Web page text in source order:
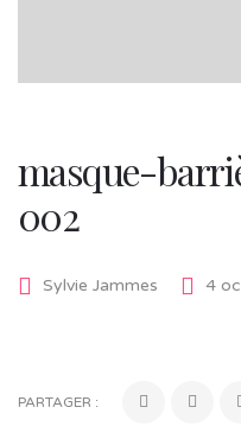
masque-
002
Sylvie Jammes 4
PARTAGER :